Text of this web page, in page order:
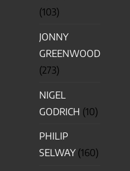
(103)
JONNY
GREENWOOD
(273)
NIGEL
GODRICH (10)
PHILIP
SELWAY(160)